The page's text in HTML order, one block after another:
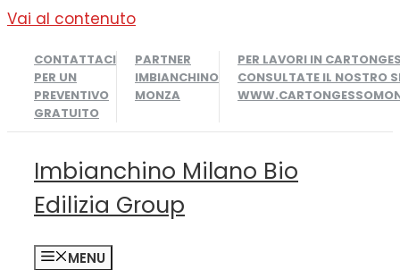
Vai al contenuto
CONTATTACI
PER UN
PREVENTIVO
GRATUITO
PARTNER
IMBIANCHINO
MONZA
PER LAVORI IN
CONSULTATE IL NOSTRO
Imbianchino Milano Bio
Edilizia Group
MENU